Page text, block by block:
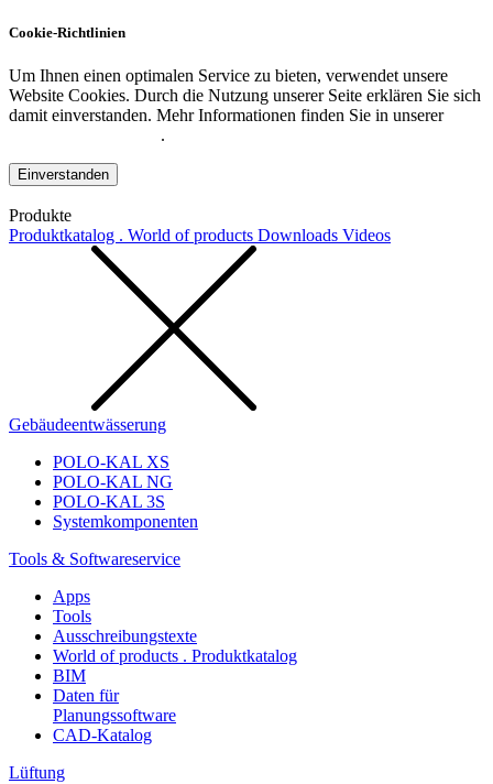
Cookie-Richtlinien
Um Ihnen einen optimalen Service zu bieten, verwendet unsere
Website Cookies. Durch die Nutzung unserer Seite erklären Sie sich
damit einverstanden. Mehr Informationen finden Sie in unserer
.
Einverstanden
Produkte
Produktkatalog . World of products Downloads Videos
Gebäudeentwässerung
POLO-KAL XS
POLO-KAL NG
POLO-KAL 3S
Systemkomponenten
Tools & Softwareservice
Apps
Tools
Ausschreibungstexte
World of products . Produktkatalog
BIM
Daten für
Planungssoftware
CAD-Katalog
Lüftung